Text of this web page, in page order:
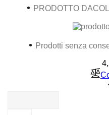
• PRODOTTO
• Prodotti senza